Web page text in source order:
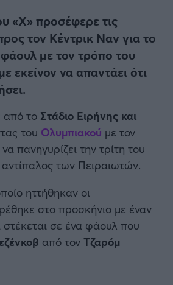
«Χ» προσέφερε τις
τον Κέντρικ Ναν για το
με τον τρόπο του
εκείνον να απαντάει ότι
το Στάδιο Ειρήνης και
του Ολυμπιακού με τον
να πανηγυρίζει την τρίτη του
αντίπαλος των Πειραιωτών.
ηττήθηκαν οι
στο προσκήνιο με έναν
σε ένα φάουλ που
από τον Τζαρόμ